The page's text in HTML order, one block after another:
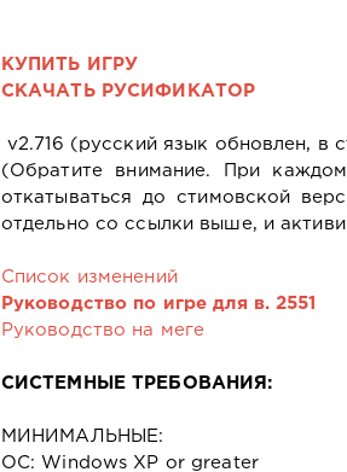
КУПИТЬ ИГРУ
СКАЧАТЬ РУСИФИКАТОР
v2.716 (русский язык обновлен, в
(Обратите внимание. При
откатываться до стимовской
отдельно со ссылки выше, и
Список изменений
Руководство по игре для в. 2551
Руководство на меге
СИСТЕМНЫЕ ТРЕБОВАНИЯ:
МИНИМАЛЬНЫЕ:
ОС: Windows XP or greater